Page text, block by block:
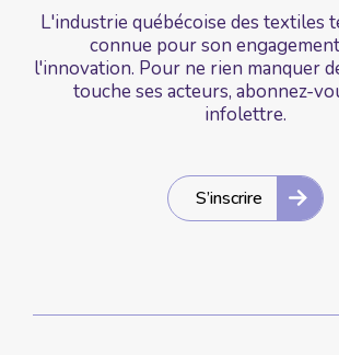
L'industrie québécoise des textiles
connue pour son
l'innovation. Pour ne rien manquer
touche ses acteurs, abonnez-
infolettre.
S’inscrire